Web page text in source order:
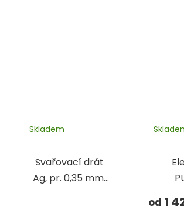
Svařovací drát
Ag, pr. 0,35 mm,
Skladem
od 1